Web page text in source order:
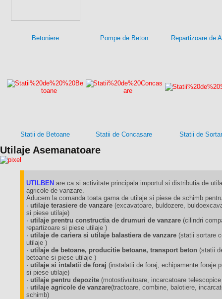
Betoniere Pompe de Beton Repartizoare de
Statii de Betoane Statii de Concasare Statii de
Utilaje Asemanatoare
UTILBEN are ca si activitate principala importul si distributia de
agricole de vanzare.
Aducem la comanda toata gama de utilaje si piese de schimb
· utilaje terasiere de vanzare (excavatoare, buldozere,
si piese utilaje)
· utilaje prentru constructia de drumuri de vanzare (cilindri
repartizoare si piese utilaje )
· utilaje de cariera si utilaje balastiera de vanzare (statii sortare
utilaje )
· utilaje de betoane, producitie betoane, transport beton (statii
betoane si piese utilaje )
· utilaje si intalatii de foraj (instalatii de foraj, echipamente foraje
si piese utilaje)
· utilaje pentru depozite (motostivuitoare, incarcatoare
· utilaje agricole de vanzare(tractoare, combine, balotiere,
schimb)